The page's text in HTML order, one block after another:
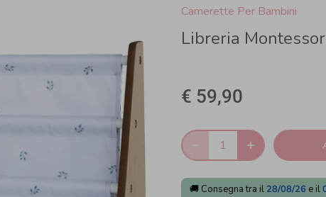
Camerette Per Bambini
Libreria
€ 59,90
🚚 Consegna tra il 28/08/26 e il